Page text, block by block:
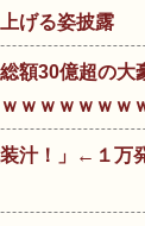
げる姿披露
額30億超の大
ｗｗｗｗｗｗ
汁！」←１万